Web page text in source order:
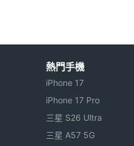
3.5G / HSDPA, 3G /
GSM1800, GSM1900,
熱門手機
iPhone 17
iPhone 17 Pro
三星 S26 Ultra
三星 A57 5G